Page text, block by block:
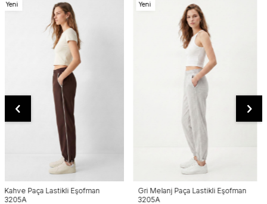
Yeni
Gri Melanj Paça Lastikli Eşofman
3205A
Yeni
Paça Lastikli Eşofman 3205A
Siyah